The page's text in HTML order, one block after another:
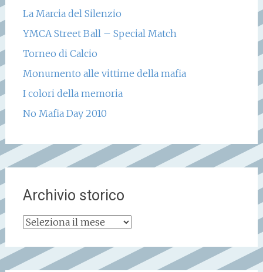
La Marcia del Silenzio
YMCA Street Ball – Special Match
Torneo di Calcio
Monumento alle vittime della mafia
I colori della memoria
No Mafia Day 2010
Archivio storico
Archivio